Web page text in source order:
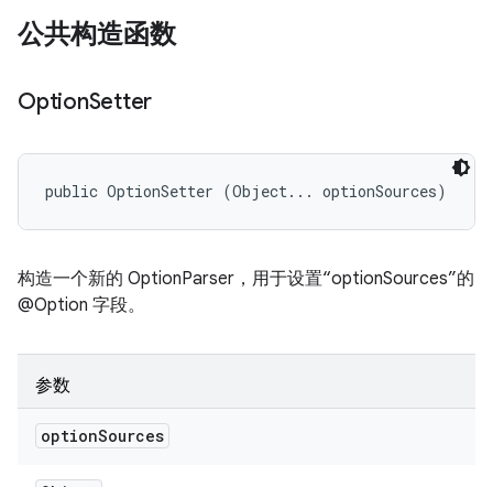
公共构造函数
OptionSetter
public OptionSetter (Object... optionSources)
构造一个新的 OptionParser，用于设置“optionSources”的
@Option 字段。
参数
optionSources